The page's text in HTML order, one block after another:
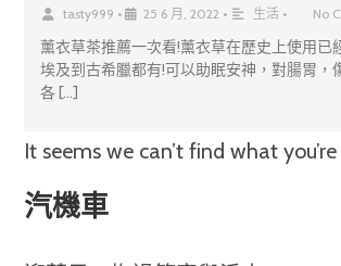
tasty999 • 25 6 月, 2022 • 生活 • No
薰衣草茶推薦一次看!薰衣草在歷史上使用已
埃及到古希臘都有!可以助眠安神，對腸胃，
各 […]
It seems we can’t find what
汽機車